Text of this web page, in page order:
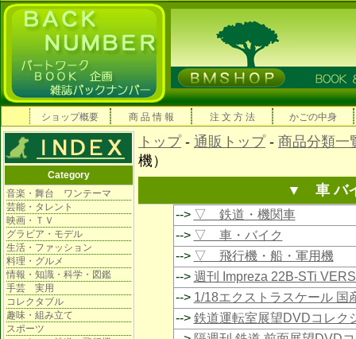
ショップ概要 商 品 情 報 注 文 方 法 かごの中身
Category
音楽・舞台 ワンテーマ
芸能・タレント
映画・ＴＶ
グラビア・モデル
生活・ファッション
料理・グルメ
情報・知識・科学・図鑑
手芸 実用
コレクタブル
趣味・組み立て
スポーツ
トップ- 通販トップ- 商品分類一
機）
▼ 車 バ
--> ▽ 鉄道・機関車
--> ▽ 車・バイク
--> ▽ 飛行機・船・軍用機
--> 週刊 Impreza 22B-STi
--> 1/18エクストラスケール 国
--> 鉄道運転室展望DVDコレク